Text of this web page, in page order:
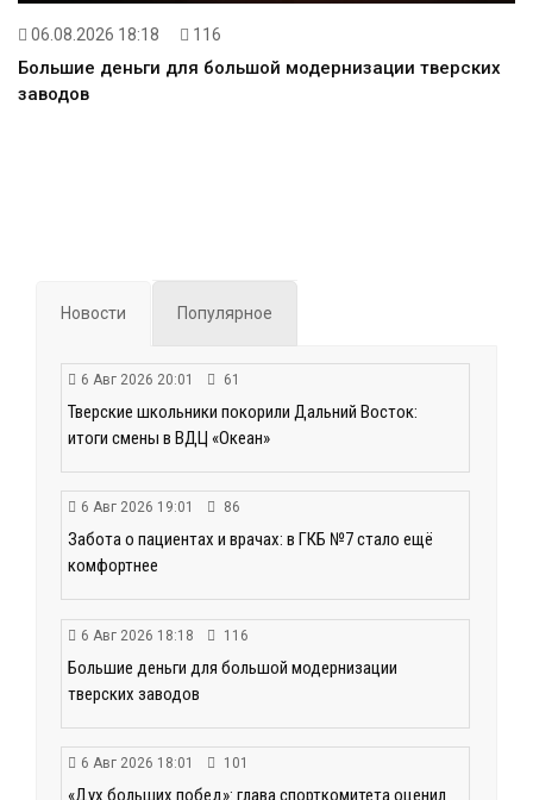
06.08.2026 18:18 116
Большие деньги для большой модернизации тверских
заводов
Новости Популярное
6 Авг 2026 20:01 61
Тверские школьники покорили Дальний Восток:
итоги смены в ВДЦ «Океан»
6 Авг 2026 19:01 86
Забота о пациентах и врачах: в ГКБ №7 стало ещё
комфортнее
6 Авг 2026 18:18 116
Большие деньги для большой модернизации
тверских заводов
6 Авг 2026 18:01 101
«Дух больших побед»: глава спорткомитета оценил